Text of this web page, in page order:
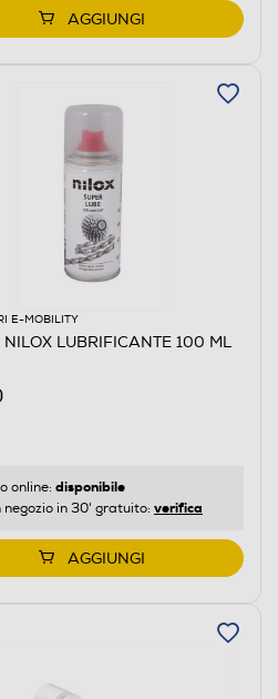
AGGIUNGI
E-MOBILITY
LUBRIFICANTE 100 ML
online: disponibile
negozio in 30' gratuito: verifica
AGGIUNGI